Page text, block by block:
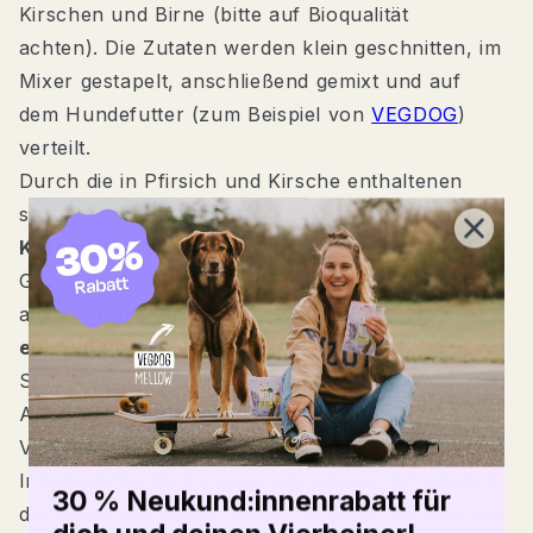
Kirschen und Birne (bitte auf Bioqualität
achten). Die Zutaten werden klein geschnitten, im
Mixer gestapelt, anschließend gemixt und auf
dem Hundefutter (zum Beispiel vonVEGDOG)
verteilt.
Durch die in Pfirsich und Kirsche enthaltenen
sekundären Pflanzenstoffe wie
Anthocyan und
Katechinist dieser Mix ein wahrer
Gesundheitsbooster. Diese wirken nämlich positiv
auf das
Herz- Kreislauf- System und
entzündungshemmend. Da kann die
Sommergrippe ruhig kommen ?
Auch die anderen Obstsorten enthalten eine
Vielzahl verschiedener, gesundheitsfördernder
Inhaltsstoffe. Nicht umsonst heißt es „An apple a
day keeps the doctor away“. Wichtig: Die Vitamine
30 % Neukund:innenrabatt für